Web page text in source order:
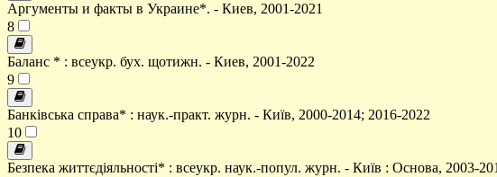
Аргументы и факты в Украине*. - Киев, 2001-2021
8
Баланс * : всеукр. бух. щотижн. - Киев, 2001-2022
9
Банківська справа* : наук.-практ. журн. - Київ, 2000-2014; 2016-2022
10
Безпека життєдіяльності* : всеукр. наук.-попул. журн. - Київ : Основа, 2003-